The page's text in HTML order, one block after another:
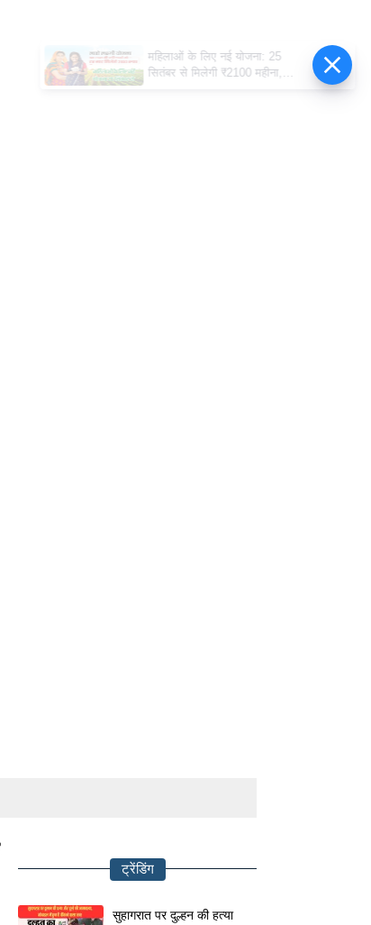
ट्रेंडिंग
सुहागरात पर दुल्हन की हत्या
महिलाओं के लिए नई योजना: 25
सितंबर से मिलेगी ₹2100 महीना,